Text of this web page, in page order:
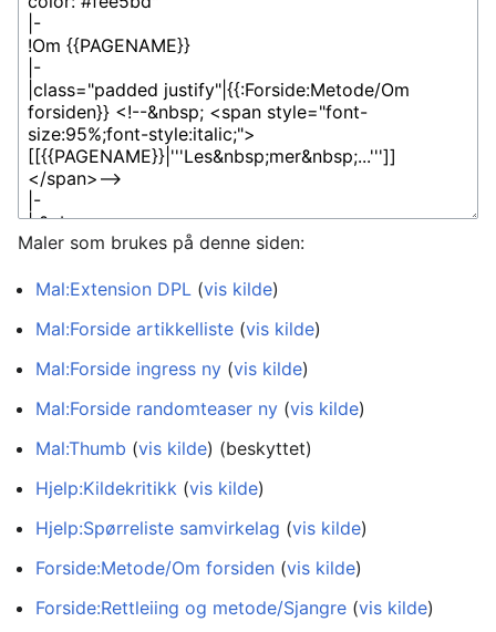
Maler som brukes på denne siden:
Mal:Extension DPL (vis kilde)
Mal:Forside artikkelliste (vis kilde)
Mal:Forside ingress ny (vis kilde)
Mal:Forside randomteaser ny (vis kilde)
Mal:Thumb (vis kilde) (beskyttet)
Hjelp:Kildekritikk (vis kilde)
Hjelp:Spørreliste samvirkelag (vis kilde)
Forside:Metode/Om forsiden (vis kilde)
Forside:Rettleiing og metode/Sjangre (vis kilde)